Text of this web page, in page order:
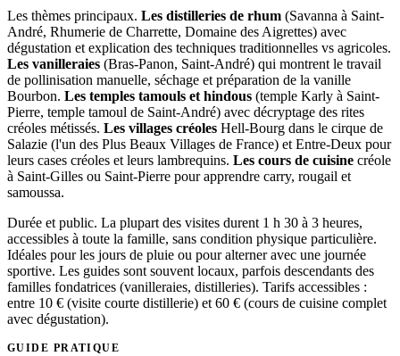
Les thèmes principaux. Les distilleries de rhum (Savanna à Saint-
André, Rhumerie de Charrette, Domaine des Aigrettes) avec
dégustation et explication des techniques traditionnelles vs agricoles.
Les vanilleraies (Bras-Panon, Saint-André) qui montrent le travail
de pollinisation manuelle, séchage et préparation de la vanille
Bourbon. Les temples tamouls et hindous (temple Karly à Saint-
Pierre, temple tamoul de Saint-André) avec décryptage des rites
créoles métissés. Les villages créoles Hell-Bourg dans le cirque de
Salazie (l'un des Plus Beaux Villages de France) et Entre-Deux pour
leurs cases créoles et leurs lambrequins. Les cours de cuisine créole
à Saint-Gilles ou Saint-Pierre pour apprendre carry, rougail et
samoussa.
Durée et public. La plupart des visites durent 1 h 30 à 3 heures,
accessibles à toute la famille, sans condition physique particulière.
Idéales pour les jours de pluie ou pour alterner avec une journée
sportive. Les guides sont souvent locaux, parfois descendants des
familles fondatrices (vanilleraies, distilleries). Tarifs accessibles :
entre 10 € (visite courte distillerie) et 60 € (cours de cuisine complet
avec dégustation).
GUIDE PRATIQUE